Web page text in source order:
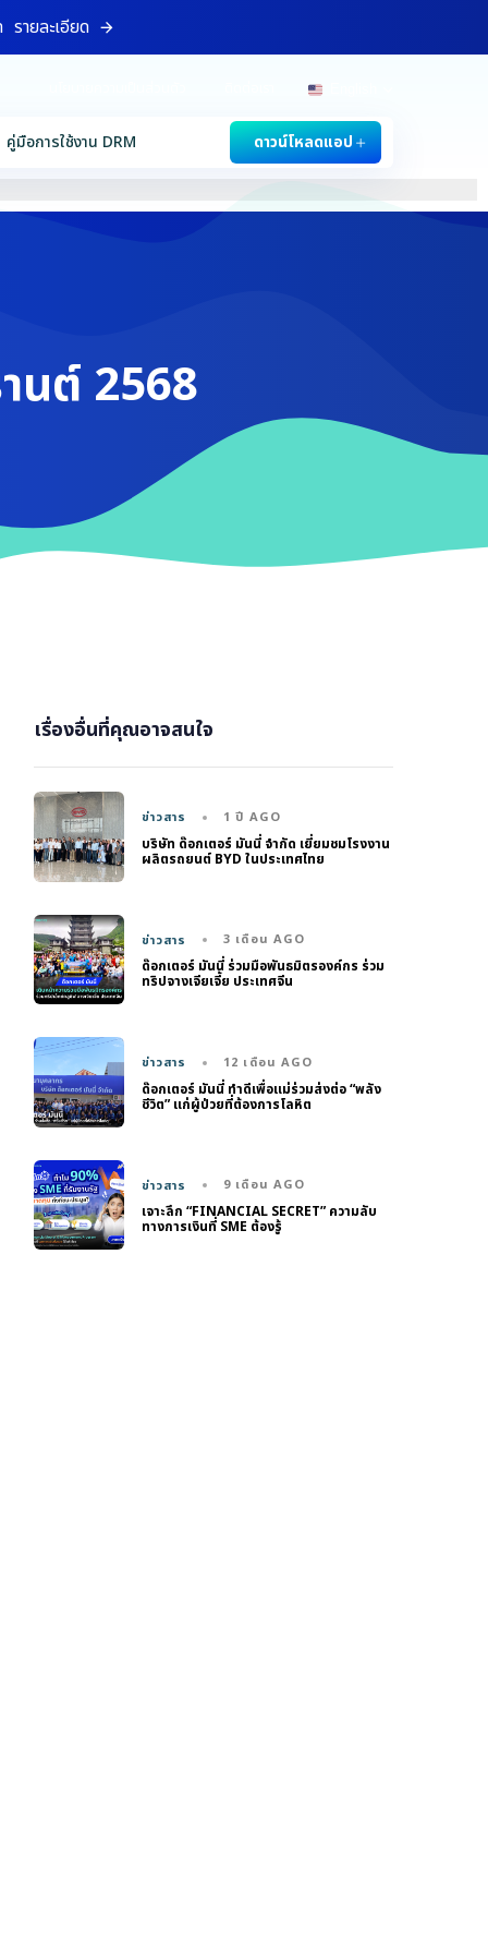
รายละเอียด
คู่มือการใช้งาน DRM ดาวน์โหลดแอป
นต์ 2568
เรื่องอื่นที่คุณอาจสนใจ
ข่าวสาร 1 ปี AGO
บริษัท ด๊อกเตอร์ มันนี่ จำกัด เยี่ยมชมโรงงาน
ผลิตรถยนต์ BYD ในประเทศไทย
ข่าวสาร 3 เดือน AGO
ด๊อกเตอร์ มันนี่ ร่วมมือพันธมิตรองค์กร ร่วม
ทริปจางเจียเจี้ย ประเทศจีน
ข่าวสาร 12 เดือน AGO
ด๊อกเตอร์ มันนี่ ทำดีเพื่อแม่ร่วมส่งต่อ “พลัง
ชีวิต” แก่ผู้ป่วยที่ต้องการโลหิต
ข่าวสาร 9 เดือน AGO
เจาะลึก “FINANCIAL SECRET” ความลับ
ทางการเงินที่ SME ต้องรู้